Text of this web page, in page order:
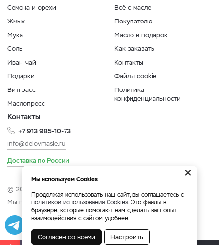
Семена и орехи
Жмых
Мука
Соль
Иван-чай
Подарки
Витграсс
Маслопресс
Всё о масле
Покупателю
Масло в подарок
Как заказать
Контакты
Файлы cookie
Политика
конфиденциальности
Контакты
+7 913 985-10-73
info@delovmasle.ru
Доставка по России
© 2026 Интернет-магазин "Дело в масле".
Мы принимаем:
Разработка Веб-аналитика
×
Мы используем Cookies
Продолжая использовать наш сайт, вы соглашаетесь с
политикой использования Cookies. Это файлы в
браузере, которые помогают нам сделать ваш опыт
взаимодействия с сайтом удобнее.
Согласен со всеми Настроить